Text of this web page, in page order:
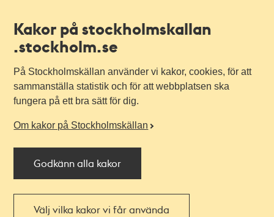
Kakor på stockholmskallan
.stockholm.se
På Stockholmskällan använder vi kakor, cookies, för att
sammanställa statistik och för att webbplatsen ska
fungera på ett bra sätt för dig.
Om kakor på Stockholmskällan
Godkänn alla kakor
Välj vilka kakor vi får använda